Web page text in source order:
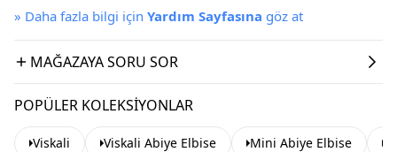
» Daha fazla bilgi için Yardım Sayfasına göz at
MAĞAZAYA SORU SOR
POPÜLER KOLEKSIYONLAR
Viskali Viskali Abiye Elbise Mini Abiye Elbise